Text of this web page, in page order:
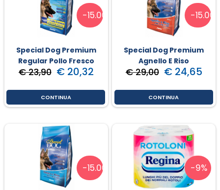
-15.00%
Special Dog Premium
Regular Pollo Fresco
€ 23,90 € 20,32
CONTINUA
-
Special Dog Premium
Agnello E Riso
€ 29,00 € 24,65
CONTINUA
-15.00% -9%